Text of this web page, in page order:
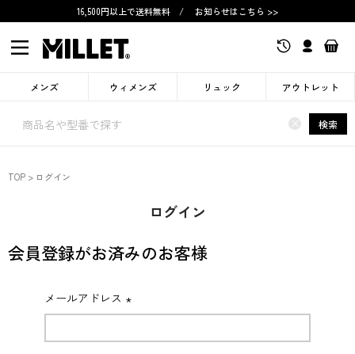
16,500円以上で送料無料 / お知らせはこちら >>
メンズ ウィメンズ リュック アウトレット
× 検索
TOP ログイン
ログイン
会員登録がお済みのお客様
メールアドレス
(必